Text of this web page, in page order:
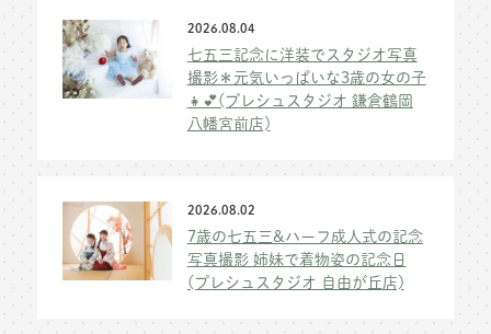
2026.08.04
七五三記念に洋装でスタジオ写真
撮影＊元気いっぱいな3歳の女の子
👧💕(プレシュスタジオ 鎌倉鶴岡
八幡宮前店)
2026.08.02
7歳の七五三&ハーフ成人式の記念
写真撮影 姉妹で着物姿の記念日
(プレシュスタジオ 自由が丘店)